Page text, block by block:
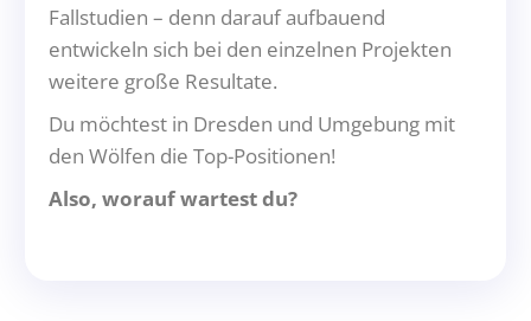
Fallstudien – denn darauf aufbauend
entwickeln sich bei den einzelnen Projekten
weitere große Resultate.
Du möchtest in Dresden und Umgebung mit
den Wölfen die Top-Positionen!
Also, worauf wartest du?